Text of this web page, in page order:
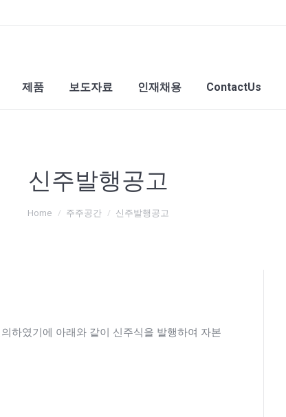
제품 보도자료 인재채용 ContactUs
신주발행공고
Home 주주공간 신주발행공고
하였기에 아래와 같이 신주식을 발행하여 자본